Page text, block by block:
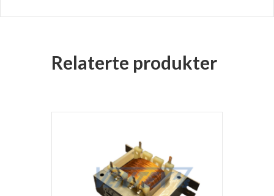
Relaterte produkter